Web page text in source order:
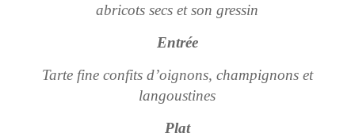
abricots secs et son gressin
Entrée
Tarte fine confits d’oignons, champignons et
langoustines
Plat